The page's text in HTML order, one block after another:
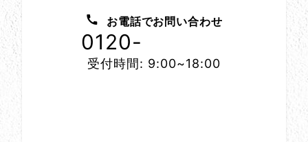
お電話でお問い合わせ
0120-
受付時間: 9:00~18:00